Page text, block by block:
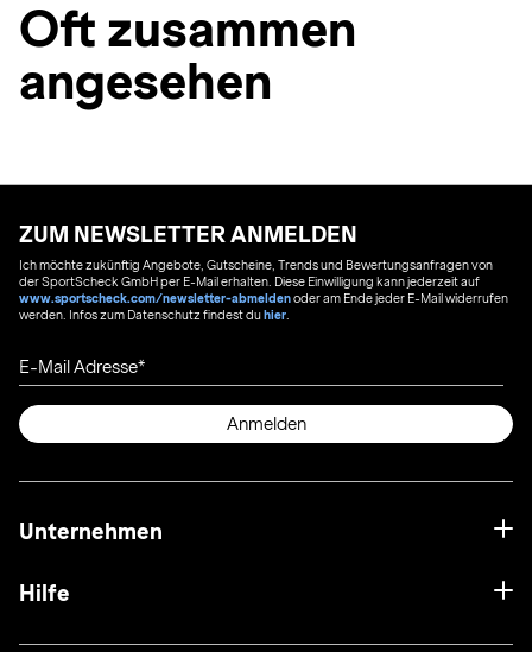
Oft zusammen
angesehen
ZUM NEWSLETTER ANMELDEN
Ich möchte zukünftig Angebote, Gutscheine, Trends und Bewertungsanfragen von
der SportScheck GmbH per E-Mail erhalten. Diese Einwilligung kann jederzeit auf
www.sportscheck.com/newsletter-abmeldenoder am Ende jeder E-Mail widerrufen
werden. Infos zum Datenschutz findest duhier
E-Mail Adresse
Anmelden
Unternehmen
Hilfe